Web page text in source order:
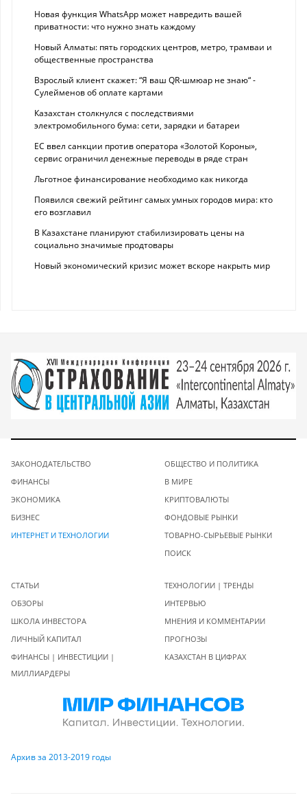
Новая функция WhatsApp может навредить вашей
приватности: что нужно знать каждому
Новый Алматы: пять городских центров, метро, трамваи и
общественные пространства
Взрослый клиент скажет: “Я ваш QR-шмюар не знаю“ -
Сулейменов об оплате картами
Казахстан столкнулся с последствиями
электромобильного бума: сети, зарядки и батареи
ЕС ввел санкции против оператора «Золотой Короны»,
сервис ограничил денежные переводы в ряде стран
Льготное финансирование необходимо как никогда
Появился свежий рейтинг самых умных городов мира: кто
его возглавил
В Казахстане планируют стабилизировать цены на
социально значимые продтовары
Новый экономический кризис может вскоре накрыть мир
ЗАКОНОДАТЕЛЬСТВО
ФИНАНСЫ
ЭКОНОМИКА
БИЗНЕС
ИНТЕРНЕТ И ТЕХНОЛОГИИ
ОБЩЕСТВО И ПОЛИТИКА
В МИРЕ
КРИПТОВАЛЮТЫ
ФОНДОВЫЕ РЫНКИ
ТОВАРНО-СЫРЬЕВЫЕ РЫНКИ
ПОИСК
СТАТЬИ
ОБЗОРЫ
ШКОЛА ИНВЕСТОРА
ЛИЧНЫЙ КАПИТАЛ
ФИНАНСЫ | ИНВЕСТИЦИИ |
МИЛЛИАРДЕРЫ
ТЕХНОЛОГИИ | ТРЕНДЫ
ИНТЕРВЬЮ
МНЕНИЯ И КОММЕНТАРИИ
ПРОГНОЗЫ
КАЗАХСТАН В ЦИФРАХ
Архив за 2013-2019 годы